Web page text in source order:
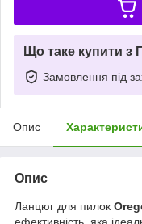
Що таке купити з
Замовлення під
Опис
Опис
Ланцюг для пилок
ефективність, яка